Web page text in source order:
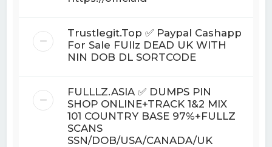
Trustlegit.Top ✅ Paypal Cashapp
For Sale FUllz DEAD UK WITH
NIN DOB DL SORTCODE
FULLLZ.ASIA ✅ DUMPS PIN
SHOP ONLINE+TRACK 1&2 MIX
101 COUNTRY BASE 97%+FULLZ
SCANS
SSN/DOB/USA/CANADA/UK